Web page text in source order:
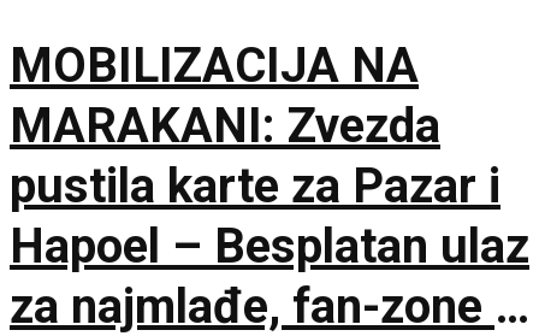
MOBILIZACIJA NA
MARAKANI: Zvezda
pustila karte za Pazar i
Hapoel – Besplatan ulaz
za najmlađe, fan-zone i